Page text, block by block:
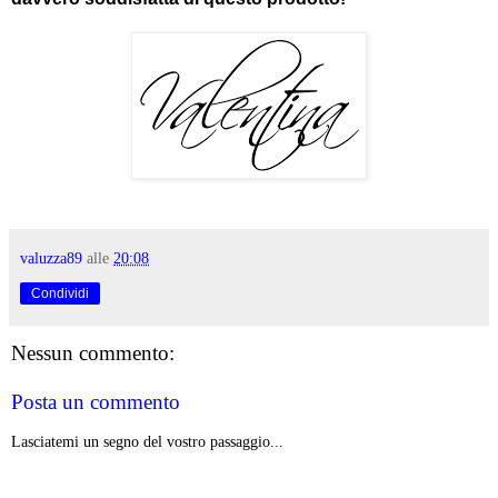
valuzza89 alle 20:08
Condividi
Nessun commento:
Posta un commento
Lasciatemi un segno del vostro passaggio...